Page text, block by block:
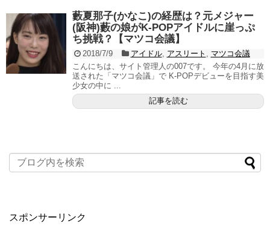
藪夏那子(かなこ)の経歴は？元メジャー
(阪神)藪の娘がK-POPアイドルに崖っぷ
ち挑戦？【マツコ会議】
2018/7/9 アイドル, アスリート
マツコ会議
こんにちは、サイト管理人の007です。 今年の4月に放
送された「マツコ会議」で K-POPデビューを目指す美
少女の中に ...
記事を読む
スポンサーリンク